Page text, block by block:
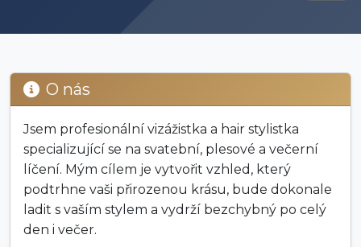
O nás
Jsem profesionální vizážistka a hair stylistka
specializující se na svatební, plesové a večerní
líčení. Mým cílem je vytvořit vzhled, který
podtrhne vaši přirozenou krásu, bude dokonale
ladit s vaším stylem a vydrží bezchybný po celý
den i večer.